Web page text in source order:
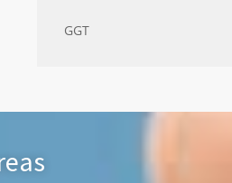
GGT